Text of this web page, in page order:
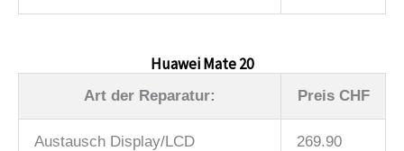
Huawei Mate 20
Art der Reparatur: Preis CHF
Austausch Display/LCD 269.90